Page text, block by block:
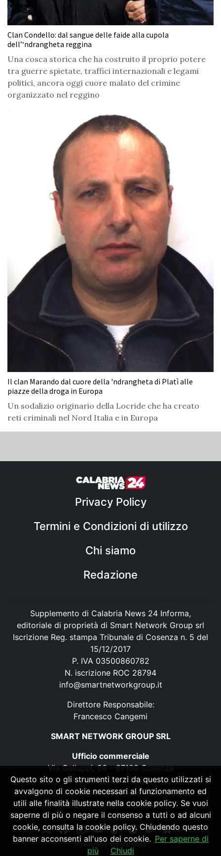
Clan Condello: dal sangue delle faide alla cupola
dell’‘ndrangheta reggina
Una cosca storica che ha costruito il proprio potere
tra guerre spietate, traffici internazionali e legami
politici, ancora oggi cuore malato del crimine
organizzato nel reggino
Il clan Marando dal cuore della 'ndrangheta di Platì alle
piazze della droga in Europa
Un sodalizio originario della Locride che ha creato
reti criminali nel Nord Italia e in Europa
Privacy Policy
Termini e Condizioni di utilizzo
Chi siamo
Redazione
Supplemento di Calabria News 24 Informa,
editoriale di proprietà di Smart Network Group srl
Iscrizione Reg. stampa Tribunale di Cosenza n. 5 del
15/12/2017
P. IVA 03500860782
N. iscrizione ROC 28794
info@smartnetworkgroup.it
Direttore Responsabile:
Francesco Cangemi
SMART NETWORK GROUP SRL
Ufficio commerciale
Via Galluppi, 26 – 87100 Cosenza
P. IVA 03500860782
N. iscrizione ROC 28794
info@smartnetworkgroup.it
Powered by SpheraHouse
Questo sito o gli strumenti terzi da questo utilizzati si
avvalgono di cookie necessari al funzionamento ed
utili alle finalità illustrate nella cookie policy. Se vuoi
saperne di più o negare il consenso a tutti o ad alcuni
cookie, consulta la cookie policy. Chiudendo questo
banner acconsenti all'uso dei cookie. Per saperne di
più
Chiudi